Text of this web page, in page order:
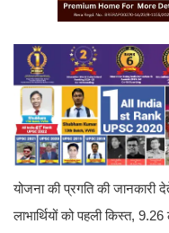
योजना की प्रगति की
लाभार्थियों को पहली किस्त,